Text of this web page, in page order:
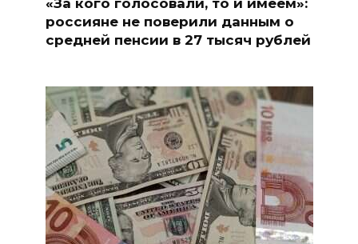
россияне не поверили данным о
средней пенсии в 27 тысяч рублей